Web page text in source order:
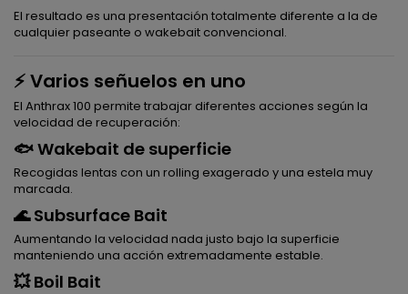
El resultado es una presentación totalmente diferente a la de
cualquier paseante o wakebait convencional.
⚡ Varios señuelos en uno
El Anthrax 100 permite trabajar diferentes acciones según la
velocidad de recuperación:
🐟 Wakebait de superficie
Recogidas lentas con un rolling exagerado y una estela muy
marcada.
🌊 Subsurface Bait
Aumentando la velocidad nada justo bajo la superficie
manteniendo una acción extremadamente estable.
💥 Boil Bait